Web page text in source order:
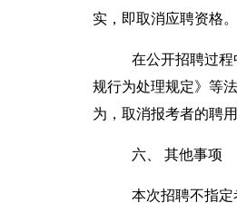
实，即取消应聘资格。
在公开招聘过
规行为处理规定》等
为，取消报考者的聘
六 其他事项
本次招聘不指定